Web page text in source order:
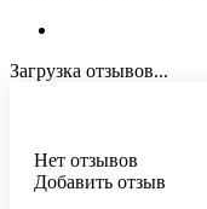
Загрузка отзывов...
Нет отзывов
Добавить отзыв